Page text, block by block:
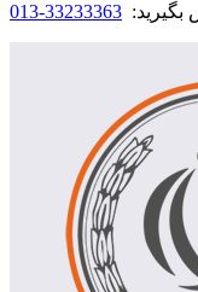
بگیرید: 33233363-013